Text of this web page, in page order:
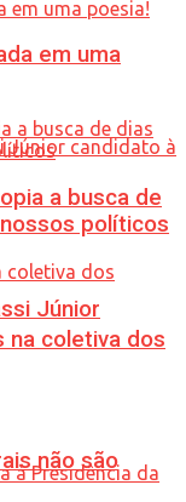
Júnior
em uma
a busca de
políticos
na coletiva dos
não são